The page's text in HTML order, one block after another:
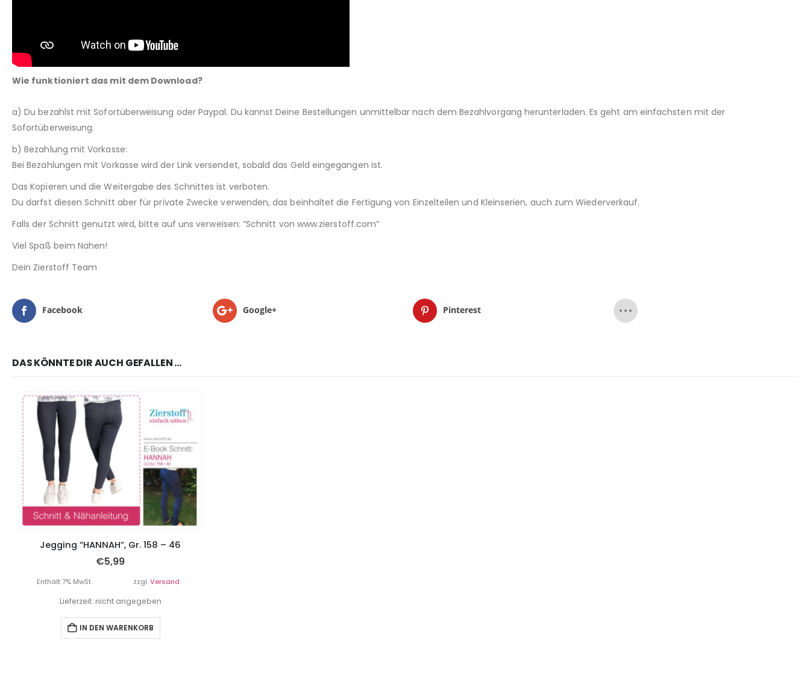
Wie funktioniert das mit dem Download?
a) Du bezahlst mit Sofortüberweisung oder Paypal. Du kannst Deine Bestellungen unmittelbar nach dem Bezahlvorgang herunterladen. Es geht am einfachsten mit der
Sofortüberweisung.
b) Bezahlung mit Vorkasse:
Bei Bezahlungen mit Vorkasse wird der Link versendet, sobald das Geld eingegangen ist.
Das Kopieren und die Weitergabe des Schnittes ist verboten.
Du darfst diesen Schnitt aber für private Zwecke verwenden, das beinhaltet die Fertigung von Einzelteilen und Kleinserien, auch zum Wiederverkauf.
Falls der Schnitt genutzt wird, bitte auf uns verweisen: “Schnitt von www.zierstoff.com”
Viel Spaß beim Nähen!
Dein Zierstoff Team
Facebook Google+ Pinterest
DAS KÖNNTE DIR AUCH GEFALLEN …
Jegging “HANNAH”, Gr. 158 – 46
€5,99
Enthält 7% MwSt. zzgl.Versand
Lieferzeit: nicht angegeben
IN DEN WARENKORB